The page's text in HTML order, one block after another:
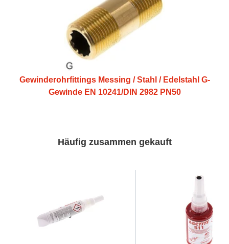
Gewinderohrfittings Messing / Stahl / Edelstahl G-
Gewinde EN 10241/DIN 2982 PN50
Häufig zusammen gekauft